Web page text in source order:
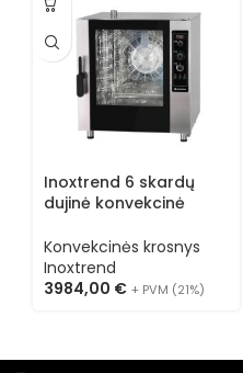
Inoxtrend 6 skardų
dujinė konvekcinė
Konvekcinės krosnys
Inoxtrend
3984,00 € + PVM (21%)